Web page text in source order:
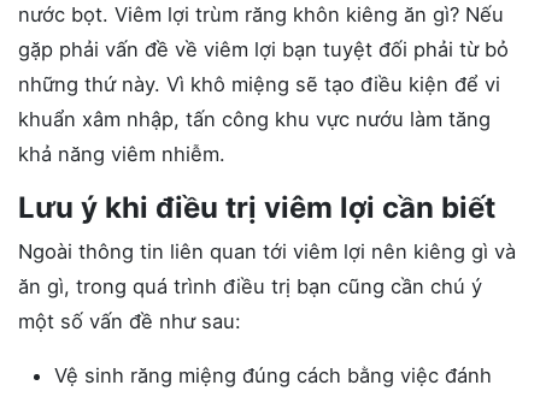
nước bọt. Viêm lợi trùm răng khôn kiêng ăn gì? Nếu
gặp phải vấn đề về viêm lợi bạn tuyệt đối phải từ bỏ
những thứ này. Vì khô miệng sẽ tạo điều kiện để vi
khuẩn xâm nhập, tấn công khu vực nướu làm tăng
khả năng viêm nhiễm.
Lưu ý khi điều trị viêm lợi cần biết
Ngoài thông tin liên quan tới viêm lợi nên kiêng gì và
ăn gì, trong quá trình điều trị bạn cũng cần chú ý
một số vấn đề như sau:
Vệ sinh răng miệng đúng cách bằng việc đánh